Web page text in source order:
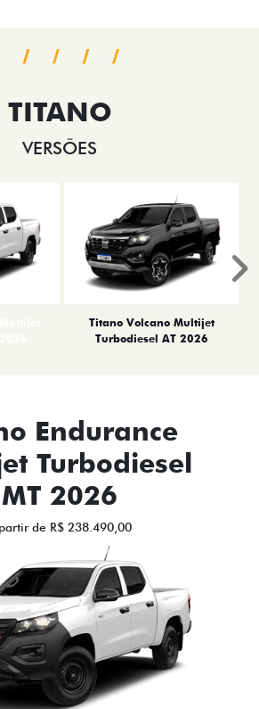
TITANO
VERSÕES
Titano Volcano Multijet
Turbodiesel AT 2026
Endurance
Turbodiesel
MT 2026
de R$ 238.490,00